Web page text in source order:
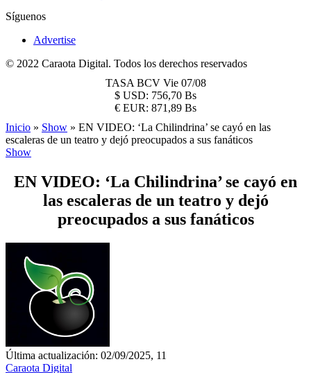
Síguenos
Advertise
© 2022 Caraota Digital. Todos los derechos reservados
TASA BCV Vie 07/08
$ USD: 756,70 Bs
€ EUR: 871,89 Bs
Inicio » Show » EN VIDEO: ‘La Chilindrina’ se cayó en las
escaleras de un teatro y dejó preocupados a sus fanáticos
Show
EN VIDEO: ‘La Chilindrina’ se cayó en
las escaleras de un teatro y dejó
preocupados a sus fanáticos
Última actualización: 02/09/2025, 11
Caraota Digital